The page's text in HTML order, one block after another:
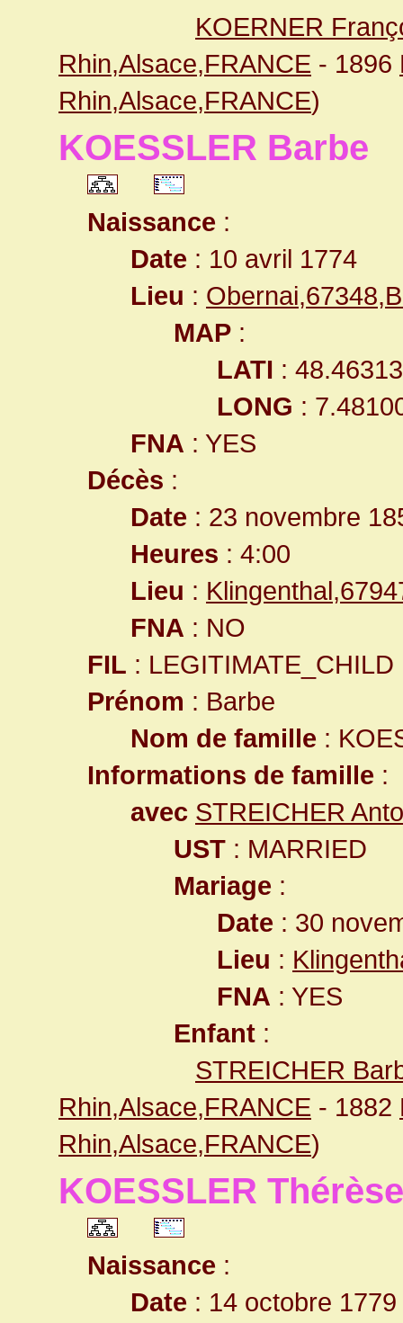
KOERNER
Rhin,Alsace,FRANCE - 1896
Rhin,Alsace,FRANCE)
KOESSLER Barbe
Naissance :
Date : 10 avril 1774
Lieu :
MAP :
LATI :
LONG :
FNA : YES
Décès :
Date : 23 novembre
Heures : 4:00
Lieu :
FNA : NO
FIL : LEGITIMATE_CHILD
Prénom : Barbe
Nom de famille :
Informations de famille :
avec STREICHER
UST : MARRIED
Mariage :
Date : 30
Lieu :
FNA : YES
Enfant :
STREICHER
Rhin,Alsace,FRANCE - 1882
Rhin,Alsace,FRANCE)
KOESSLER Thérèse
Naissance :
Date : 14 octobre 1779